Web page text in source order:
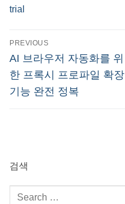
trial
글
탐
색
PREVIOUS
Previous
post:
AI 브라우저 자동화를 위
한 프록시 프로파일 확장
기능 완전 정복
검색
검